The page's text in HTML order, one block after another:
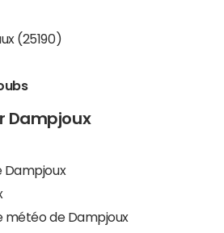
(25190)
Dampjoux
Dampjoux
météo de Dampjoux